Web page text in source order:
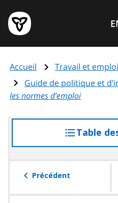
au
contenu
principal
Page
d'accueil
de
l'Ontario
Accueil
Travail et emploi
Guide de politique et
les normes d’emploi
Table
Précédent